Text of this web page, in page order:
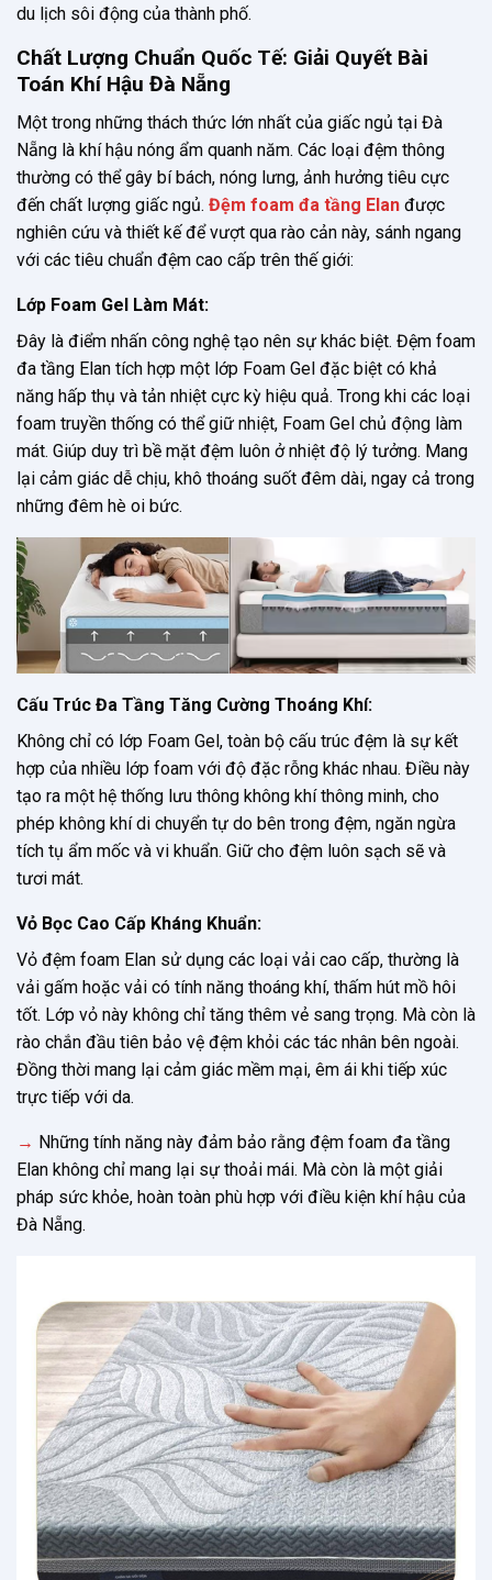
du lịch sôi động của thành phố.
Chất Lượng Chuẩn Quốc Tế: Giải Quyết Bài
Toán Khí Hậu Đà Nẵng
Một trong những thách thức lớn nhất của giấc ngủ tại Đà
Nẵng là khí hậu nóng ẩm quanh năm. Các loại đệm thông
thường có thể gây bí bách, nóng lưng, ảnh hưởng tiêu cực
đến chất lượng giấc ngủ. Đệm foam đa tầng Elan được
nghiên cứu và thiết kế để vượt qua rào cản này, sánh ngang
với các tiêu chuẩn đệm cao cấp trên thế giới:
Lớp Foam Gel Làm Mát:
Đây là điểm nhấn công nghệ tạo nên sự khác biệt. Đệm foam
đa tầng Elan tích hợp một lớp Foam Gel đặc biệt có khả
năng hấp thụ và tản nhiệt cực kỳ hiệu quả. Trong khi các loại
foam truyền thống có thể giữ nhiệt, Foam Gel chủ động làm
mát. Giúp duy trì bề mặt đệm luôn ở nhiệt độ lý tưởng. Mang
lại cảm giác dễ chịu, khô thoáng suốt đêm dài, ngay cả trong
những đêm hè oi bức.
Cấu Trúc Đa Tầng Tăng Cường Thoáng Khí:
Không chỉ có lớp Foam Gel, toàn bộ cấu trúc đệm là sự kết
hợp của nhiều lớp foam với độ đặc rỗng khác nhau. Điều này
tạo ra một hệ thống lưu thông không khí thông minh, cho
phép không khí di chuyển tự do bên trong đệm, ngăn ngừa
tích tụ ẩm mốc và vi khuẩn. Giữ cho đệm luôn sạch sẽ và
tươi mát.
Vỏ Bọc Cao Cấp Kháng Khuẩn:
Vỏ đệm foam Elan sử dụng các loại vải cao cấp, thường là
vải gấm hoặc vải có tính năng thoáng khí, thấm hút mồ hôi
tốt. Lớp vỏ này không chỉ tăng thêm vẻ sang trọng. Mà còn là
rào chắn đầu tiên bảo vệ đệm khỏi các tác nhân bên ngoài.
Đồng thời mang lại cảm giác mềm mại, êm ái khi tiếp xúc
trực tiếp với da.
→ Những tính năng này đảm bảo rằng đệm foam đa tầng
Elan không chỉ mang lại sự thoải mái. Mà còn là một giải
pháp sức khỏe, hoàn toàn phù hợp với điều kiện khí hậu của
Đà Nẵng.